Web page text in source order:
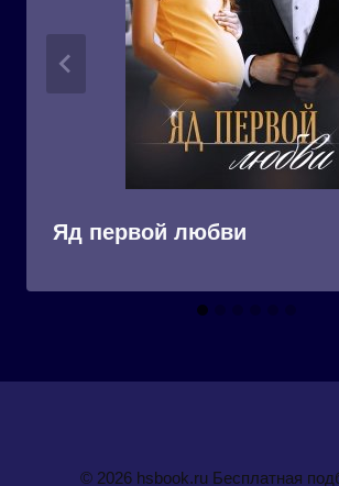
Яд первой любви
© 2026 hsbook.ru Бесплатная